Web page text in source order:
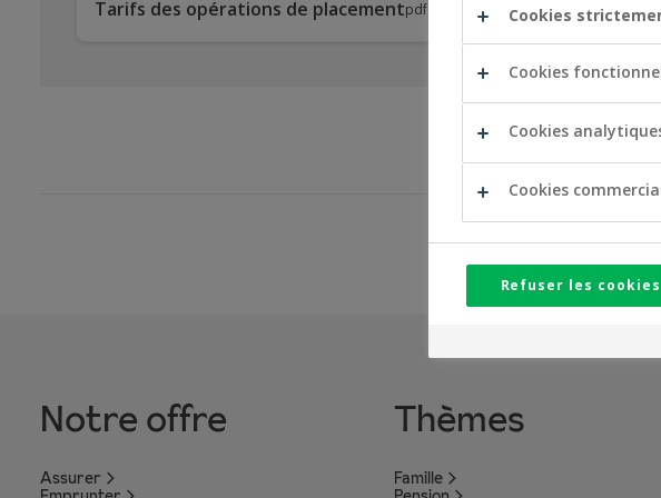
Tarifs des opérations de placementpdf Téléchargez le
Notre offre
Assurer
Thèmes
Famille
Cookies
Cookies
Cookies
Cookies
Refuser les cookies